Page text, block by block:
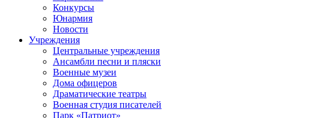
Конкурсы
Юнармия
Новости
Учреждения
Центральные учреждения
Ансамбли песни и пляски
Военные музеи
Дома офицеров
Драматические театры
Военная студия писателей
Парк «Патриот»